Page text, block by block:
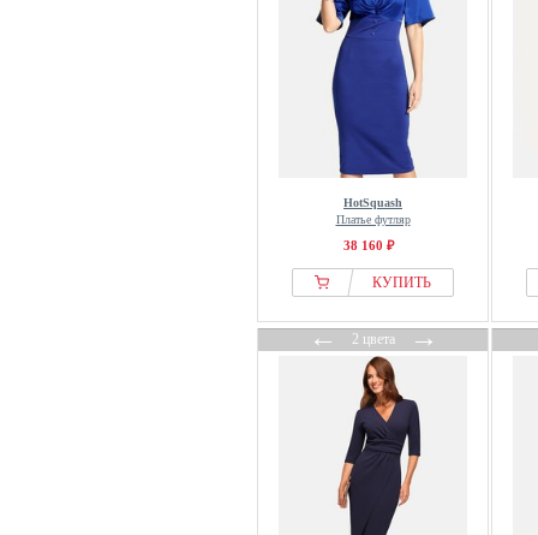
HotSquash
Платье футляр
38 160 ₽
КУПИТЬ
←2 цвета→